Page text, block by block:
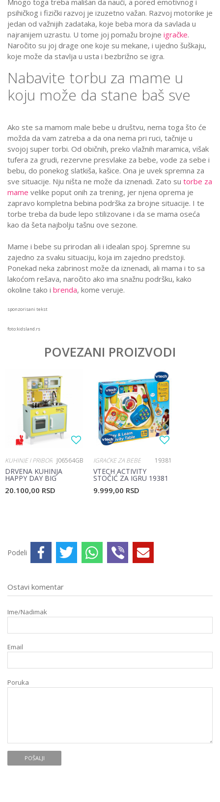
psihičkog i fizički razvoj je izuzetno važan. Razvoj motorike je
jedan od važnijih zadataka, koje beba mora da savlada u
najranijem uzrastu. U tome joj pomažu brojne igračke.
Naročito su joj drage one koje su mekane, i ujedno šuškaju,
koje može da stavlja u usta i bezbrižno se igra.
Nabavite torbu za mame u
koju može da stane baš sve
Ako ste sa mamom male bebe u društvu, nema toga što će
možda da vam zatreba a da ona nema pri ruci, tačnije u
svojoj super torbi. Od običnih, preko vlažnih maramica, višak
tufera za grudi, rezervne presvlake za bebe, vode za sebe i
bebu, do ponekog slatkiša, kašice. Ona je uvek spremna za
sve situacije. Nju ništa ne može da iznenadi. Zato su torbe za
mame velike poput onih za trening, jer njena oprema je
zapravo kompletna bebina podrška za brojne situacije. I te
torbe treba da bude lepo stilizovane i da se mama oseća
kao da šeta najbolju tašnu ove sezone.
Mame i bebe su prirodan ali i idealan spoj. Spremne su
zajedno za svaku situaciju, koja im zajedno predstoji.
Ponekad neka zabrinost može da iznenadi, ali mama i to sa
lakoćom rešava, naročito ako ima snažnu podršku, kako
okoline tako i brenda, kome veruje.
sponzorisani tekst
foto:kidsland.rs
POVEZANI PROIZVODI
KUHINJE I PRIBOR J06564GB
DRVENA KUHINJA
HAPPY DAY BIG
20.100,00 RSD
IGRAČKE ZA BEBE 19381
VTECH ACTIVITY
STOČIĆ ZA IGRU 19381
9.999,00 RSD
Podeli
Ostavi komentar
Ime/Nadimak
Email
Poruka
POŠALJI